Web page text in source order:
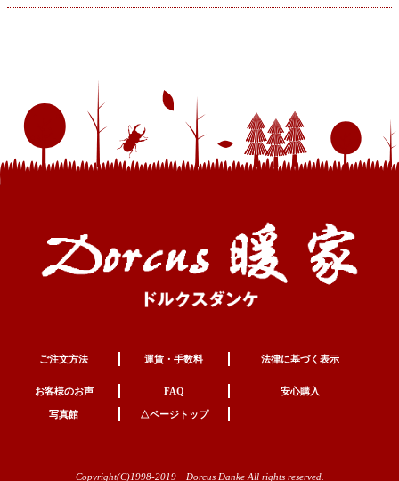
ご注文方法 運賃・手数料 法律に基づく表示
お客様のお声 FAQ 安心購入
写真館 △ページトップ
Copyright(C)1998-2019 Dorcus Danke All rights reserved.